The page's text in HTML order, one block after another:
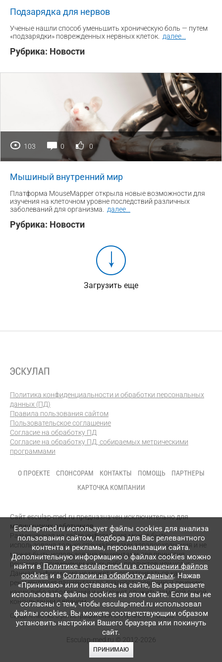
Подзарядка для нервов
Ученые нашли способ уменьшить хроническую боль — путем
«подзарядки» поврежденных нервных клеток.
далее
Рубрика: Новости
103 0 0
Мышиный внутренний мир
Платформа MouseMapper открыла новые возможности для
изучения на клеточном уровне последствий различных
заболеваний для организма.
далее
Рубрика: Новости
Загрузить еще
Политика конфиденциальности и обработки персональных
данных (ПД)
Правила пользования сайтом
Пользовательское соглашение
Согласие на обработку ПД
Согласие на обработку ПД, собираемых метрическими
программами
О ПРОЕКТЕ СПОНСОРАМ КОНТАКТЫ ПОМОЩЬ
ПАРТНЕРЫ
КАРТОЧКА КОМПАНИИ
Сайт esculap-med.ru предназначен исключительно для
медицинских работников.
Размещенная на сайте информация может быть
использована только специалистами здравоохранения и не
может быть использована пациентами для принятия
решения о применении каких-либо продуктов или услуг.
Данная информация не может рассматриваться как
рекомендация пациентам по диагностированию и лечению
каких-либо заболеваний и не может служить заменой очной
консультации с врачом.
Свидетельство о регистрации СМИЭЛ № ФС 77 – 87083
Esculap-med.ru © 2012-2026
Esculap-med.ru использует файлы сookies для анализа
пользования сайтом, подбора для Вас релевантного
контента и рекламы, персонализации сайта.
Дополнительную информацию о файлах cookies можно
найти вПолитике esculap-med.ru в отношении файлов
cookiesи вСогласии на обработку данных. Нажав
«Принимаю» или оставаясь на сайте, Вы разрешаете
использовать файлы cookies на этом сайте. Если вы не
согласны с тем, чтобы esculap-med.ru использовал
файлы сookies, Вы можете соответствующим образом
установить настройки Вашего браузера или покинуть
сайт.
ПРИНИМАЮ